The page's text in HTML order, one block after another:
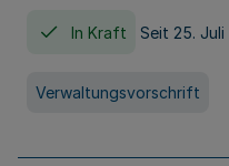
In Kraft Seit 25. Juli
Verwaltungsvorschrift